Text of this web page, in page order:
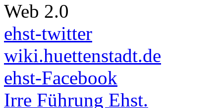
Web 2.0
ehst-twitter
wiki.huettenstadt.de
ehst-Facebook
Irre Führung Ehst.